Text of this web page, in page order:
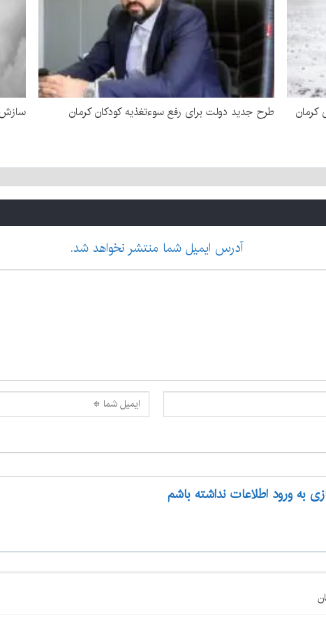
کرمان طرح جدید دولت برای رفع سوءتغذیه کودکان کرمان سازش
آدرس ایمیل شما منتشر نخواهد شد.
به ورود اطلاعات نداشته باشم